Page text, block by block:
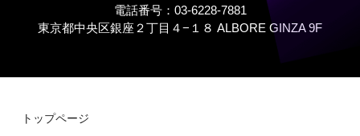
電話番号：03-6228-7881
東京都中央区銀座２丁⽬４−１８ ALBORE GINZA 9F
トップページ